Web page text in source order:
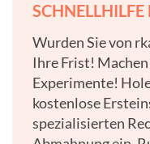
Wurden Sie von
Ihre Frist!
Experimente!
kostenlose
spezialisierten